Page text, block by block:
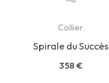
Collier
Spirale du Succès
358 €